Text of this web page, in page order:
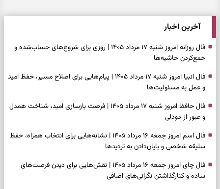
آخرین اخبار
فال روزانه امروز شنبه ۱۷ مرداد ۱۴۰۵ | روزی برای شروع‌های حساب‌شده و
جمع‌کردن حاشیه‌ها
فال انبیا امروز شنبه ۱۷ مرداد ۱۴۰۵ | پیام‌هایی برای اصلاح مسیر، حفظ امید
و عمل به مسئولیت‌ها
فال حافظ امروز شنبه ۱۷ مرداد ۱۴۰۵ | فرصت بازسازی امید، شناخت همدل
و عبور از دودلی
فال اسم امروز جمعه ۱۶ مرداد ۱۴۰۵ | نشانه‌هایی برای انتخاب همراه، حفظ
سلیقه شخصی و پایان‌دادن به تردیدها
فال چای امروز جمعه ۱۶ مرداد ۱۴۰۵ | نقش‌هایی برای دیدن فرصت‌های
ساده و کنارگذاشتن نگرانی‌های اضافی